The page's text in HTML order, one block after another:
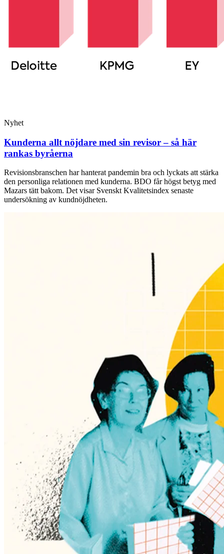
Nyhet
Kunderna allt nöjdare med sin revisor – så här
rankas byråerna
Revisionsbranschen har hanterat pandemin bra och lyckats att stärka
den personliga relationen med kunderna. BDO får högst betyg med
Mazars tätt bakom. Det visar Svenskt Kvalitetsindex senaste
undersökning av kundnöjdheten.